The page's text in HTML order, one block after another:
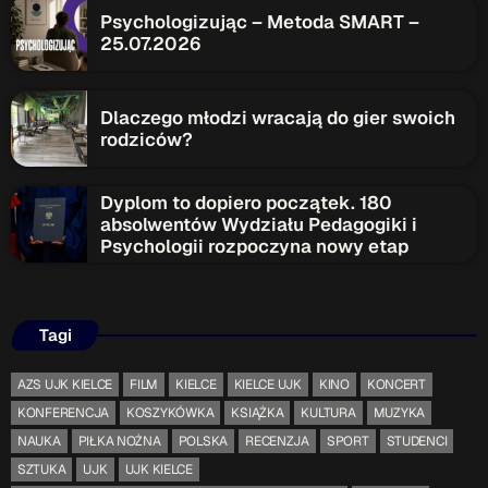
ON AIR
Audycja
Serwis Informacyjny
Upcoming shows
Serwis Informacyjny
18:00 - 18:05
Psychologizując – Metoda SMART –
25.07.2026
Dlaczego młodzi wracają do gier swoich
rodziców?
Dyplom to dopiero początek. 180
absolwentów Wydziału Pedagogiki i
Psychologii rozpoczyna nowy etap
Tagi
AZS UJK KIELCE FILM KIELCE KIELCE UJK KINO
KONCERT
KONFERENCJA
KOSZYKÓWKA KSIĄŻKA KULTURA
MUZYKA
NAUKA
PIŁKA NOŻNA POLSKA RECENZJA SPORT
STUDENCI
SZTUKA
UJK
UJK KIELCE